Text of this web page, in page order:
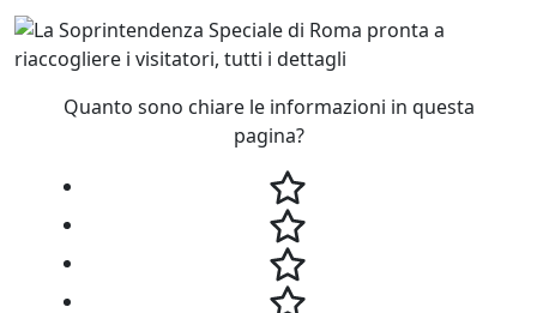
Quanto sono chiare le informazioni in questa
pagina?